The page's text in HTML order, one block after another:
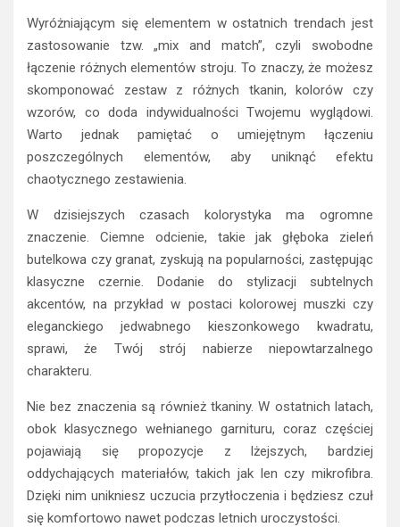
Wyróżniającym się elementem w ostatnich trendach jest
zastosowanie tzw. „mix and match”, czyli swobodne
łączenie różnych elementów stroju. To znaczy, że możesz
skomponować zestaw z różnych tkanin, kolorów czy
wzorów, co doda indywidualności Twojemu wyglądowi.
Warto jednak pamiętać o umiejętnym łączeniu
poszczególnych elementów, aby uniknąć efektu
chaotycznego zestawienia.
W dzisiejszych czasach kolorystyka ma ogromne
znaczenie. Ciemne odcienie, takie jak głęboka zieleń
butelkowa czy granat, zyskują na popularności, zastępując
klasyczne czernie. Dodanie do stylizacji subtelnych
akcentów, na przykład w postaci kolorowej muszki czy
eleganckiego jedwabnego kieszonkowego kwadratu,
sprawi, że Twój strój nabierze niepowtarzalnego
charakteru.
Nie bez znaczenia są również tkaniny. W ostatnich latach,
obok klasycznego wełnianego garnituru, coraz częściej
pojawiają się propozycje z lżejszych, bardziej
oddychających materiałów, takich jak len czy mikrofibra.
Dzięki nim unikniesz uczucia przytłoczenia i będziesz czuł
się komfortowo nawet podczas letnich uroczystości.